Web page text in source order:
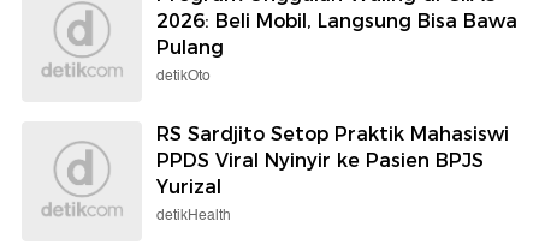
2026: Beli Mobil, Langsung Bisa Bawa
Pulang
detikOto
RS Sardjito Setop Praktik Mahasiswi
PPDS Viral Nyinyir ke Pasien BPJS
Yurizal
detikHealth